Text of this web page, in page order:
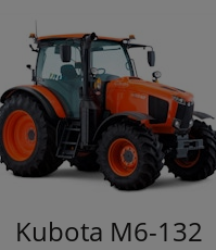
Kubota M6-132